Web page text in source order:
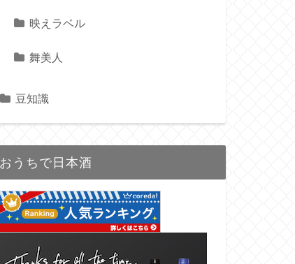
映えラベル
舞美人
豆知識
おうちで日本酒